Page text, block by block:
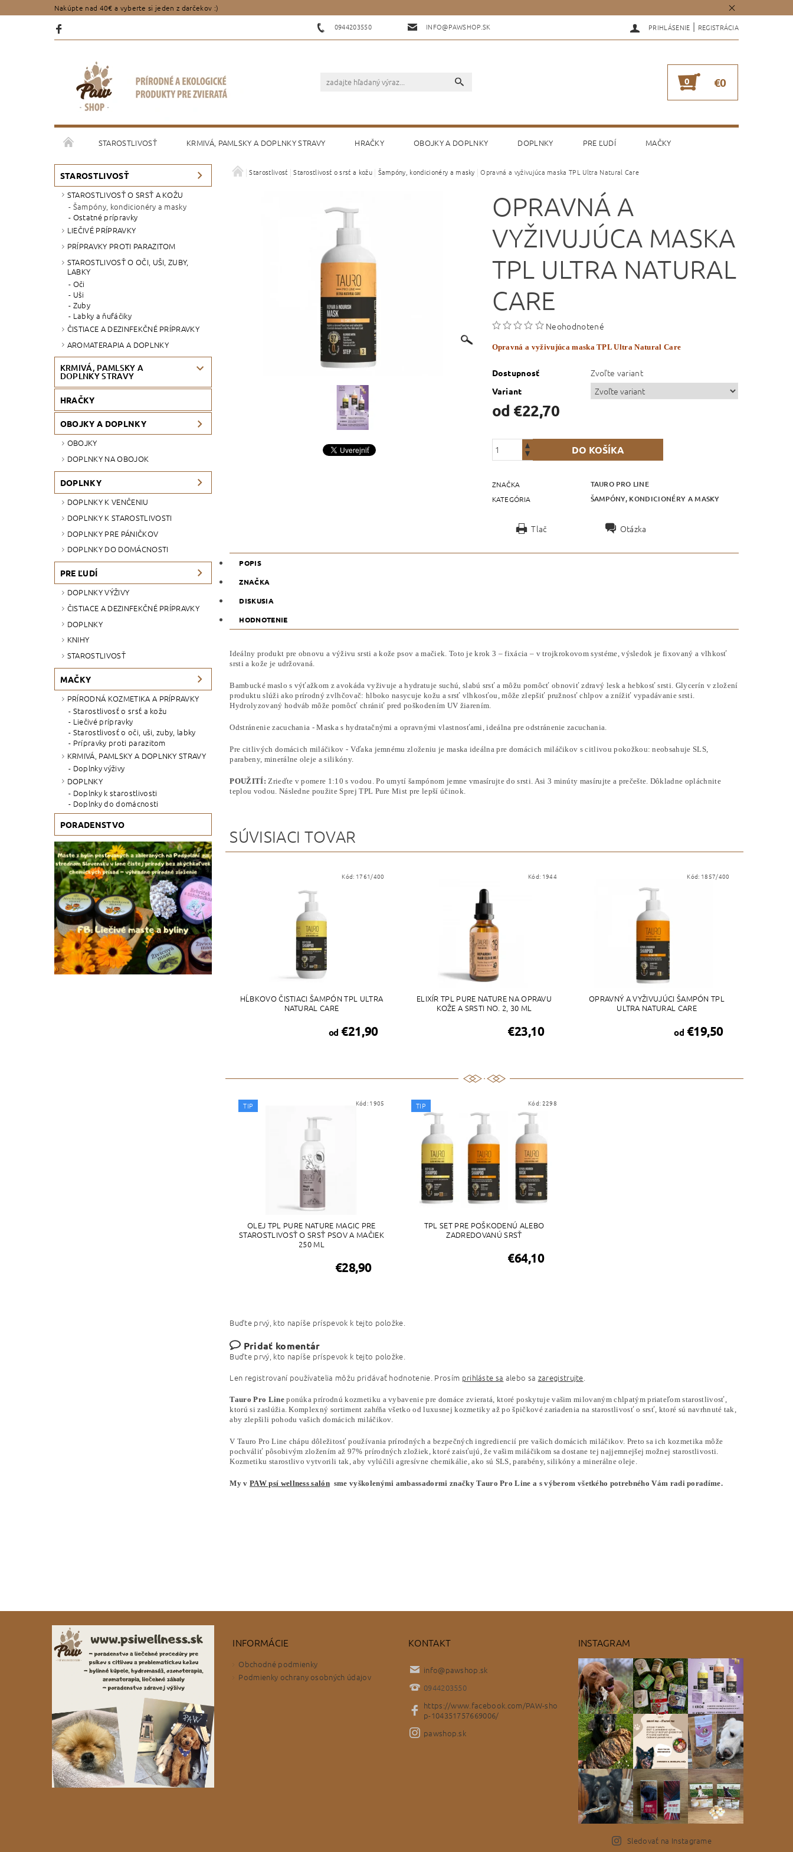
Nakúpte nad 40€ a vyberte si jeden z darčekov :)
0944203550 INFO@PAWSHOP.SK PRIHLÁSENIE | REGISTRÁCIA
0 €0
STAROSTLIVOSŤ KRMIVÁ, PAMLSKY A DOPLNKY STRAVY HRAČKY OBOJKY A DOPLNKY DOPLNKY PRE ĽUDÍ MAČKY
PORADENSTVO OBCHODNÉ PODMIENKY KONTAKTY HODNOTENIE OBCHODU
STAROSTLIVOSŤ
STAROSTLIVOSŤ O SRSŤ A KOŽU
Šampóny, kondicionéry a masky
Ostatné prípravky
LIEČIVÉ PRÍPRAVKY
PRÍPRAVKY PROTI PARAZITOM
STAROSTLIVOSŤ O OČI, UŠI, ZUBY,
LABKY
Oči
Uši
Zuby
Labky a ňufáčiky
ČISTIACE A DEZINFEKČNÉ PRÍPRAVKY
AROMATERAPIA A DOPLNKY
KRMIVÁ, PAMLSKY A
DOPLNKY STRAVY
HRAČKY
OBOJKY A DOPLNKY
OBOJKY
DOPLNKY NA OBOJOK
DOPLNKY
DOPLNKY K VENČENIU
DOPLNKY K STAROSTLIVOSTI
DOPLNKY PRE PÁNIČKOV
DOPLNKY DO DOMÁCNOSTI
PRE ĽUDÍ
DOPLNKY VÝŽIVY
ČISTIACE A DEZINFEKČNÉ PRÍPRAVKY
DOPLNKY
KNIHY
STAROSTLIVOSŤ
MAČKY
PRÍRODNÁ KOZMETIKA A PRÍPRAVKY
Starostlivosť o srsť a kožu
Liečivé prípravky
Starostlivosť o oči, uši, zuby, labky
Prípravky proti parazitom
KRMIVÁ, PAMLSKY A DOPLNKY STRAVY
Doplnky výživy
DOPLNKY
Doplnky k starostlivosti
Doplnky do domácnosti
PORADENSTVO
Starostlivosť Starostlivosť o srsť a kožu Šampóny, kondicionéry a masky Opravná a vyživujúca maska TPL Ultra Natural Care
OPRAVNÁ A
VYŽIVUJÚCA MASKA
TPL ULTRA NATURAL
CARE
Neohodnotené
Opravná a vyživujúca maska TPL Ultra Natural Care
Dostupnosť Zvoľte variant
Variant
od €22,70
ZNAČKA TAURO PRO LINE
KATEGÓRIA ŠAMPÓNY, KONDICIONÉRY A MASKY
Tlač Otázka
POPIS
ZNAČKA
DISKUSIA
HODNOTENIE
Ideálny produkt pre obnovu a výživu srsti a kože psov a mačiek. Toto je krok 3 – fixácia – v trojkrokovom systéme, výsledok je fixovaný a vlhkosť
srsti a kože je udržovaná.
Bambucké maslo s výťažkom z avokáda vyživuje a hydratuje suchú, slabú srsť a môžu pomôcť obnoviť zdravý lesk a hebkosť srsti. Glycerín v zložení
produktu slúži ako prírodný zvlhčovač: hlboko nasycuje kožu a srsť vlhkosťou, môže zlepšiť pružnosť chlpov a znížiť vypadávanie srsti.
Hydrolyzovaný hodváb môže pomôcť chrániť pred poškodením UV žiarením.
Odstránenie zacuchania - Maska s hydratačnými a opravnými vlastnosťami, ideálna pre odstránenie zacuchania.
Pre citlivých domácich miláčikov - Vďaka jemnému zloženiu je maska ​​ideálna pre domácich miláčikov s citlivou pokožkou: neobsahuje SLS,
parabeny, minerálne oleje a silikóny.
POUŽITÍ: Zrieďte v pomere 1:10 s vodou. Po umytí šampónom jemne vmasírujte do srsti. Asi 3 minúty masírujte a prečešte. Dôkladne opláchnite
teplou vodou. Následne použite Sprej TPL Pure Mist pre lepší účinok.
SÚVISIACI TOVAR
Kód: 1761/400
HĹBKOVO ČISTIACI ŠAMPÓN TPL ULTRA
NATURAL CARE
od €21,90
Kód: 1944
ELIXÍR TPL PURE NATURE NA OPRAVU
KOŽE A SRSTI NO. 2, 30 ML
€23,10
Kód: 1857/400
OPRAVNÝ A VYŽIVUJÚCI ŠAMPÓN TPL
ULTRA NATURAL CARE
od €19,50
TIP Kód: 1905
OLEJ TPL PURE NATURE MAGIC PRE
STAROSTLIVOSŤ O SRSŤ PSOV A MAČIEK
250 ML
€28,90
TIP Kód: 2298
TPL SET PRE POŠKODENÚ ALEBO
ZADREDOVANÚ SRSŤ
€64,10
Buďte prvý, kto napíše príspevok k tejto položke.
Pridať komentár
Buďte prvý, kto napíše príspevok k tejto položke.
Len registrovaní používatelia môžu pridávať hodnotenie. Prosím prihláste sa alebo sa zaregistrujte.
Tauro Pro Lineponúka prírodnú kozmetiku a vybavenie pre domáce zvieratá, ktoré poskytuje vašim milovaným chlpatým priateľom starostlivosť,
ktorú si zaslúžia. Komplexný sortiment zahŕňa všetko od luxusnej kozmetiky až po špičkové zariadenia na starostlivosť o srsť, ktoré sú navrhnuté tak,
aby zlepšili pohodu vašich domácich miláčikov.
V Tauro Pro Line chápu dôležitosť používania prírodných a bezpečných ingrediencií pre vašich domácich miláčikov. Preto sa ich kozmetika môže
pochváliť pôsobivým zložením až 97% prírodných zložiek, ktoré zaisťujú, že vašim miláčikom sa dostane tej najjemnejšej možnej starostlivosti.
Kozmetiku starostlivo vytvorili tak, aby vylúčili agresívne chemikálie, ako sú SLS, parabény, silikóny a minerálne oleje.
My vPAW psí wellness salón sme vyškolenými ambassadormi značky Tauro Pro Line a s výberom všetkého potrebného Vám radi poradíme.
INFORMÁCIE
Obchodné podmienky
Podmienky ochrany osobných údajov
KONTAKT
info@pawshop.sk
0944203550
https://www.facebook.com/PAW-sho
p-104351757669006/
pawshop.sk
INSTAGRAM
Sledovať na Instagrame